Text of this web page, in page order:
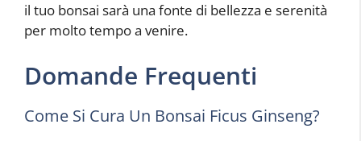
il tuo bonsai sarà una fonte di bellezza e serenità
per molto tempo a venire.
Domande Frequenti
Come Si Cura Un Bonsai Ficus Ginseng?